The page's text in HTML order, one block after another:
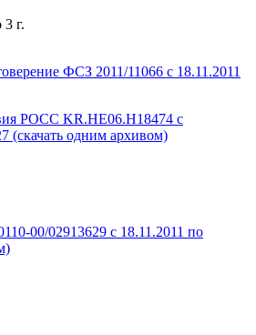
г.
ФСЗ 2011/11066 с 18.11.2011
РОСС KR.HE06.Н18474 с
(скачать одним архивом)
00/02913629 с 18.11.2011 по